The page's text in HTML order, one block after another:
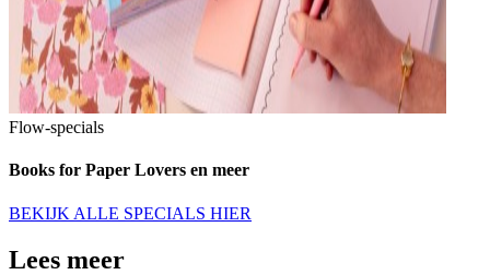
Flow-specials
Books for Paper Lovers en meer
BEKIJK ALLE SPECIALS HIER
Lees meer